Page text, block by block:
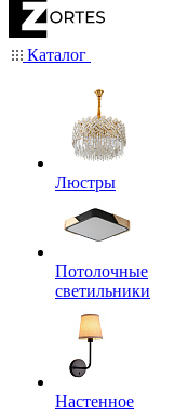
Каталог
Люстры
Потолочные
светильники
Настенное